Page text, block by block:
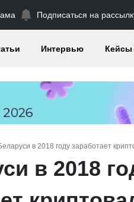
Подписаться на
Интервью Кейсы
в 2018 году заработает
в 2018